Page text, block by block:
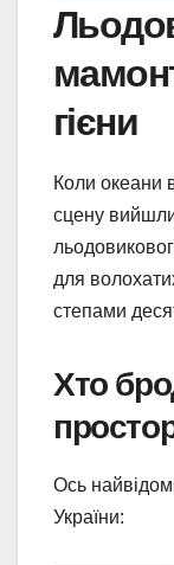
гієни
Коли океани
сцену
для
степами
Хто
Ось
України: